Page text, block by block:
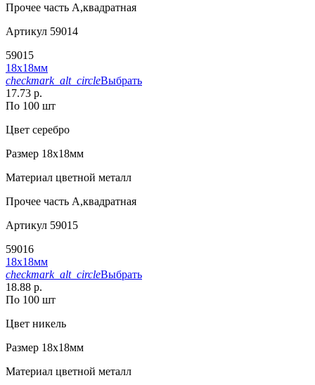
Прочее часть А,квадратная
Артикул 59014
59015
18х18мм
checkmark_alt_circleВыбрать
17.73 р.
По 100 шт
Цвет серебро
Размер 18х18мм
Материал цветной металл
Прочее часть А,квадратная
Артикул 59015
59016
18х18мм
checkmark_alt_circleВыбрать
18.88 р.
По 100 шт
Цвет никель
Размер 18х18мм
Материал цветной металл